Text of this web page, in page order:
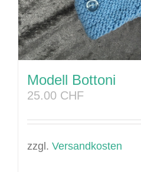
Modell Bottoni
25.00 CHF
zzgl. Versandkosten